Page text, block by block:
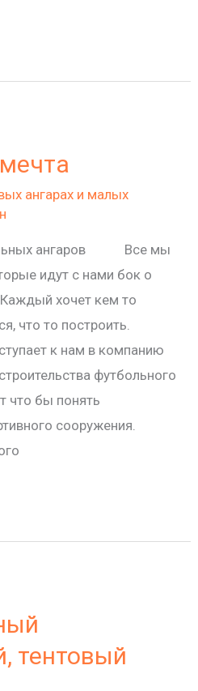
ангарах и малых
ангаров Все мы
идут с нами бок о
хочет кем то
что то построить.
к нам в компанию
футбольного
что бы понять
сооружения.
тентовый